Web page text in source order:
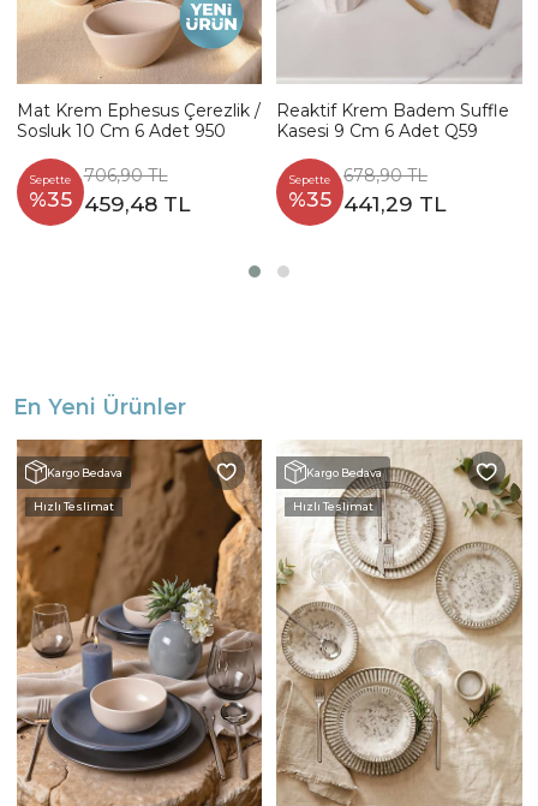
Mat Krem Ephesus Çerezlik /
Sosluk 10 Cm 6 Adet 950
Sepette
%35
706,90 TL
459,48 TL
Reaktif Krem Badem Suffle
Kasesi 9 Cm 6 Adet Q59
Sepette
%35
678,90 TL
441,29 TL
En Yeni Ürünler
Kargo Bedava
Hızlı Teslimat
Kargo Bedava
Hızlı Teslimat